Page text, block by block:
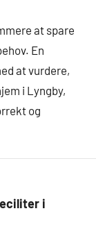
at spare
En
at vurdere,
i Lyngby,
og
i